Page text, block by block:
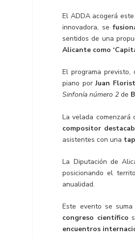
El ADDA acogerá
innovadora, se
sentidos de una
Alicante como
El programa
piano porJuan
Sinfonía número 2 de
La velada
compositor
asistentes con una
La Diputación de
posicionando el
anualidad.
Este evento se
congreso científico
encuentros